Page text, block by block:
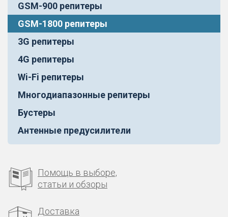
GSM-900 репитеры
GSM-1800 репитеры
3G репитеры
4G репитеры
Wi-Fi репитеры
Многодиапазонные репитеры
Бустеры
Антенные предусилители
Помощь в выборе,
статьи и обзоры
Доставка